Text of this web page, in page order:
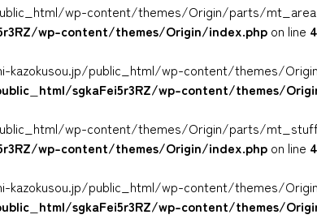
wp-content/themes/Origin/parts/
wp-content/themes/Origin/index.php on line
kazokusou.jp/public_html/wp-content/themes/
sgkaFei5r3RZ/wp-content/themes/
wp-content/themes/Origin/parts/
wp-content/themes/Origin/index.php on line
kazokusou.jp/public_html/wp-content/themes/
sgkaFei5r3RZ/wp-content/themes/